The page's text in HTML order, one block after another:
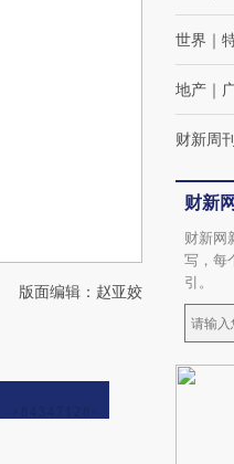
版面编辑：赵亚姣
世界 ｜
地产 ｜
财新周
财新
财新网
写，每
引。